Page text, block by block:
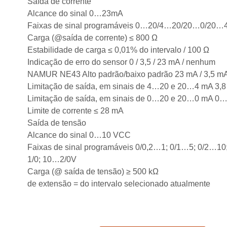
Alcance do sinal 0…23mA
Faixas de sinal programáveis 0…20/4…20/20…0/
Carga (@saída de corrente) ≤ 800 Ω
Estabilidade de carga ≤ 0,01% do intervalo / 100 Ω
Indicação de erro do sensor 0 / 3,5 / 23 mA / nenhum
NAMUR NE43 Alto padrão/baixo padrão 23 mA / 3,5
Limitação de saída, em sinais de 4…20 e 20…4 mA
Limitação de saída, em sinais de 0…20 e 20…0 mA
Limite de corrente ≤ 28 mA
Saída de tensão
Alcance do sinal 0…10 VCC
Faixas de sinal programáveis 0/0,2…1; 0/1…5; 0/
1/0; 10…2/0V
Carga (@ saída de tensão) ≥ 500 kΩ
de extensão = do intervalo selecionado atualmente